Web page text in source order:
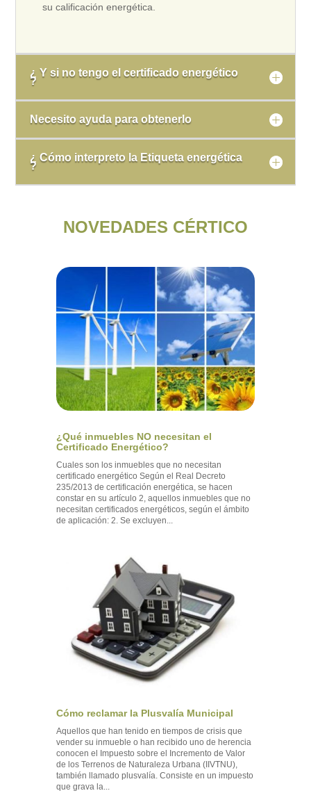
su calificación energética.
¿ Y si no tengo el certificado energético
?
Necesito ayuda para obtenerlo
¿ Cómo interpreto la Etiqueta energética
?
NOVEDADES CÉRTICO
¿Qué inmuebles NO necesitan el
Certificado Energético?
Cuales son los inmuebles que no necesitan
certificado energético Según el Real Decreto
235/2013 de certificación energética, se hacen
constar en su artículo 2, aquellos inmuebles que no
necesitan certificados energéticos, según el ámbito
de aplicación: 2. Se excluyen...
Cómo reclamar la Plusvalía Municipal
Aquellos que han tenido en tiempos de crisis que
vender su inmueble o han recibido uno de herencia
conocen el Impuesto sobre el Incremento de Valor
de los Terrenos de Naturaleza Urbana (IIVTNU),
también llamado plusvalía. Consiste en un impuesto
que grava la...